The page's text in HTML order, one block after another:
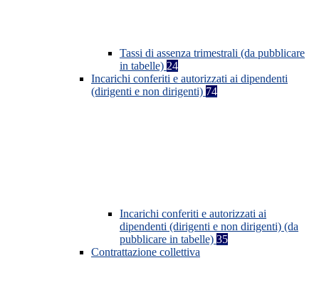
Tassi di assenza trimestrali (da pubblicare
in tabelle) 24
Incarichi conferiti e autorizzati ai dipendenti
(dirigenti e non dirigenti) 74
Incarichi conferiti e autorizzati ai
dipendenti (dirigenti e non dirigenti) (da
pubblicare in tabelle) 35
Contrattazione collettiva